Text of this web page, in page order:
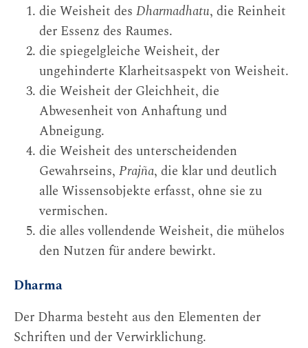
die Weisheit desDharmadhatu, die Reinheit
der Essenz des Raumes.
die spiegelgleiche Weisheit, der
ungehinderte Klarheitsaspekt von Weisheit.
die Weisheit der Gleichheit, die
Abwesenheit von Anhaftung und
Abneigung.
die Weisheit des unterscheidenden
Gewahrseins,Prajña, die klar und deutlich
alle Wissensobjekte erfasst, ohne sie zu
vermischen.
die alles vollendende Weisheit, die mühelos
den Nutzen für andere bewirkt.
Dharma
Der Dharma besteht aus den Elementen der
Schriften und der Verwirklichung.